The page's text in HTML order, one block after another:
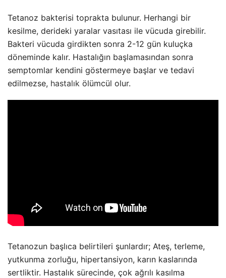
Tetanoz bakterisi toprakta bulunur. Herhangi bir
kesilme, derideki yaralar vasıtası ile vücuda girebilir.
Bakteri vücuda girdikten sonra 2-12 gün kuluçka
döneminde kalır. Hastalığın başlamasından sonra
semptomlar kendini göstermeye başlar ve tedavi
edilmezse, hastalık ölümcül olur.
Tetanozun başlıca belirtileri şunlardır; Ateş, terleme,
yutkunma zorluğu, hipertansiyon, karın kaslarında
sertliktir. Hastalık sürecinde, çok ağrılı kasılma